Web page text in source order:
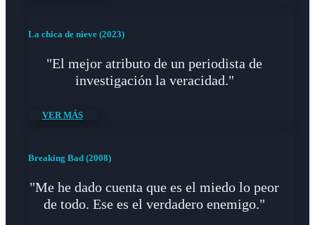
La chica de nieve (2023)
"El mejor atributo de un periodista de
investigación la veracidad."
VER MÁS
Breaking Bad (2008)
"Me he dado cuenta que es el miedo lo peor
de todo. Ese es el verdadero enemigo."